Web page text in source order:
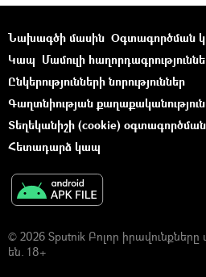
Նախագծի մասին Օգտագործման
Կապ Մամուլի
Ընկերությունների նորություններ
Գաղտնիության քաղաքականություն
Տեղեկանիշի (cookie) օգտագործման
Հետադարձ կապ
© 2026 Sputnik Բոլոր
են. 18+